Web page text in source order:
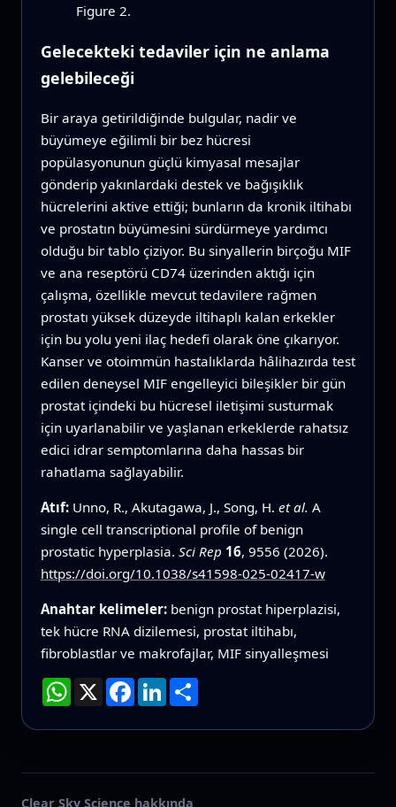
Figure 2.
Gelecekteki tedaviler için ne anlama
gelebileceği
Bir araya getirildiğinde bulgular, nadir ve
büyümeye eğilimli bir bez hücresi
popülasyonunun güçlü kimyasal mesajlar
gönderip yakınlardaki destek ve bağışıklık
hücrelerini aktive ettiği; bunların da kronik iltihabı
ve prostatın büyümesini sürdürmeye yardımcı
olduğu bir tablo çiziyor. Bu sinyallerin birçoğu MIF
ve ana reseptörü CD74 üzerinden aktığı için
çalışma, özellikle mevcut tedavilere rağmen
prostatı yüksek düzeyde iltihaplı kalan erkekler
için bu yolu yeni ilaç hedefi olarak öne çıkarıyor.
Kanser ve otoimmün hastalıklarda hâlihazırda test
edilen deneysel MIF engelleyici bileşikler bir gün
prostat içindeki bu hücresel iletişimi susturmak
için uyarlanabilir ve yaşlanan erkeklerde rahatsız
edici idrar semptomlarına daha hassas bir
rahatlama sağlayabilir.
Atıf: Unno, R., Akutagawa, J., Song, H. et al. A
single cell transcriptional profile of benign
prostatic hyperplasia. Sci Rep 16, 9556 (2026).
https://doi.org/10.1038/s41598-025-02417-w
Anahtar kelimeler: benign prostat hiperplazisi,
tek hücre RNA dizilemesi, prostat iltihabı,
fibroblastlar ve makrofajlar, MIF sinyalleşmesi
WhatsApp
X Facebook
LinkedInPaylaş
Clear Sky Science hakkında